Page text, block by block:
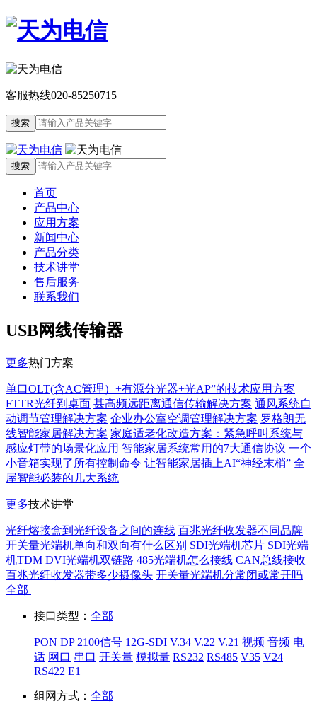
客服热线020-85250715
首页
产品中心
应用方案
新闻中心
产品分类
技术讲堂
售后服务
联系我们
USB网线传输器
更多热门方案
单口OLT(含AC管理）+有源分光器+光AP”的技术应用方案
FTTR光纤到桌面 甚高频远距离通信传输解决方案 通风系统自
动调节管理解决方案 企业办公室空调管理解决方案 罗格朗无
线智能家居解决方案 家庭适老化改造方案：紧急呼叫系统与
感应灯带的场景化应用 智能家居系统常用的7大通信协议 一个
小音箱实现了所有控制命令 让智能家居插上AI“神经末梢” 全
屋智能必装的几大系统
更多技术讲堂
光纤熔接盒到光纤设备之间的连线 百兆光纤收发器不同品牌
开关量光端机单向和双向有什么区别 SDI光端机芯片 SDI光端
机TDM DVI光端机双链路 485光端机怎么接线 CAN总线接收
百兆光纤收发器带多少摄像头 开关量光端机分常闭或常开吗
全部
接口类型： 全部
PON DP 2100信号 12G-SDI V.34 V.22 V.21 视频 音频 电
话 网口 串口 开关量 模拟量 RS232 RS485 V35 V24
RS422 E1
组网方式： 全部